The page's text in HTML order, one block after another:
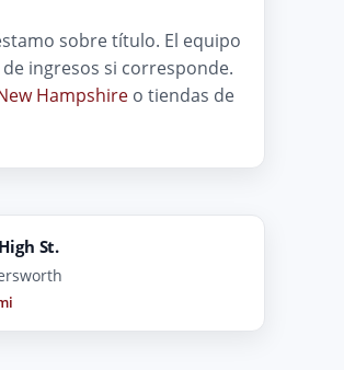
sobre título. El equipo
ingresos si corresponde.
Hampshire o tiendas de
St.